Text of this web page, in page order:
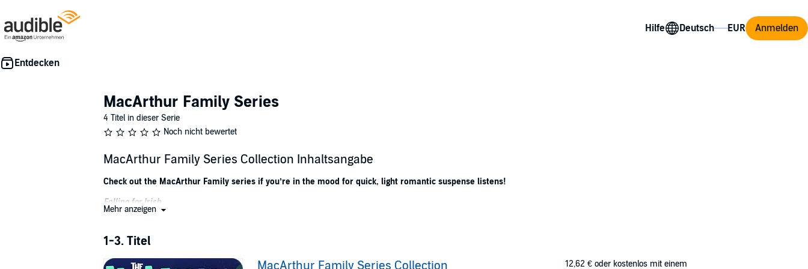
Hilfe Anmelden
MacArthur Family Series
4 Titel in dieser Serie
Noch nicht bewertet
MacArthur Family Series Collection Inhaltsangabe
Check out the MacArthur Family series if you’re in the mood for quick, light romantic suspense listens!
Falling for Irish
puts her back on his radar, they hesitantly form a truce. But deep down she knows she can never be just friends with him. She’ll always want more.
soon—since she’s been targeted twice by a faceless enemy.
Mehr anzeigen
1-3. Titel
MacArthur Family Series Collection 12,62 € oder kostenlos mit einem